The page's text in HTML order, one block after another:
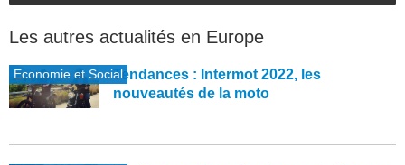
Les autres actualités en Europe
Economie et SocialTendances : Intermot 2022, les
nouveautés de la moto